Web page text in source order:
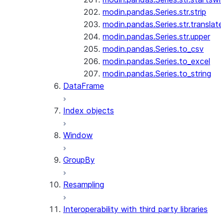
modin.pandas.Series.str.strip
modin.pandas.Series.str.upper
modin.pandas.Series.to_csv
modin.pandas.Series.to_excel
modin.pandas.Series.to_string
DataFrame
Index objects
Window
GroupBy
Resampling
Interoperability with third party libraries